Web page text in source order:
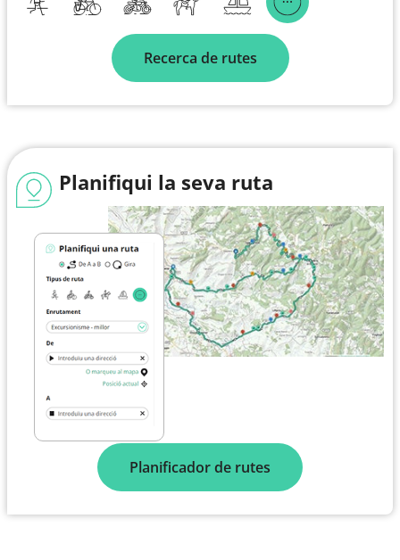
Recerca de rutes
Planifiqui la seva ruta
Planificador de rutes